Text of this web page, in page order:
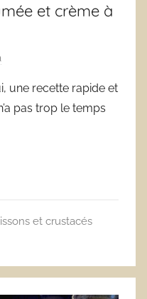
et crème à
une recette rapide et
pas trop le temps
et crustacés